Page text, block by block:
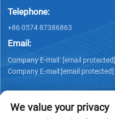
Telephone:
+86 0574 87386863
Email:
Company E-mail: [email protected]
Company E-mail:[email protected]
We value your privacy